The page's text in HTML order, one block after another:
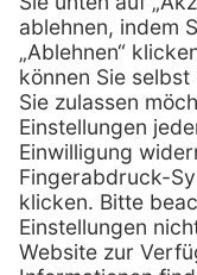
Services
Retoure
Zertifikat